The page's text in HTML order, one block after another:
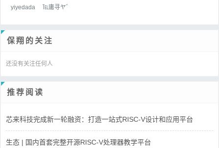
yiyedada ℡庸寻ヤ゛
保翔的关注
还没有关注任何人
推荐阅读
芯来科技完成新一轮融资：打造一站式RISC-V设计和应用平台
生态 | 国内首套完整开源RISC-V处理器教学平台